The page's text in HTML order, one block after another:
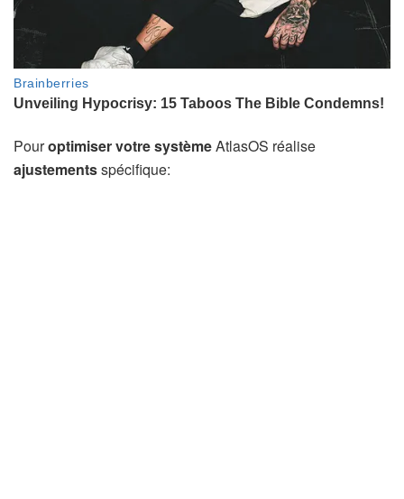
Pouroptimiser votre systèmeAtlasOS réalise
ajustementsspécifique: